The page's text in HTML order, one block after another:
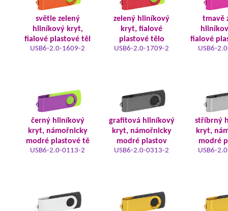
světle zelený
hliníkový kryt,
fialové plastové těl
USB6-2.0-1609-2
zelený hliníkový
kryt, fialové
plastové tělo
USB6-2.0-1709-2
tmavě
fialové
USB6-
černý hliníkový
kryt, námořnicky
modré plastové tě
USB6-2.0-0113-2
grafitová hliníkový
kryt, námořnicky
modré plastov
USB6-2.0-0313-2
stříbrný
kryt,
modré
USB6-